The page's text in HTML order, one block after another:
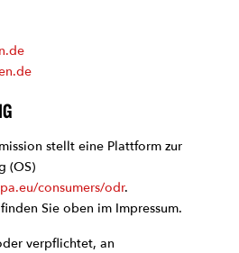
stellt eine Plattform zur
(OS)
consumers/odr.
Sie oben im Impressum.
verpflichtet, an